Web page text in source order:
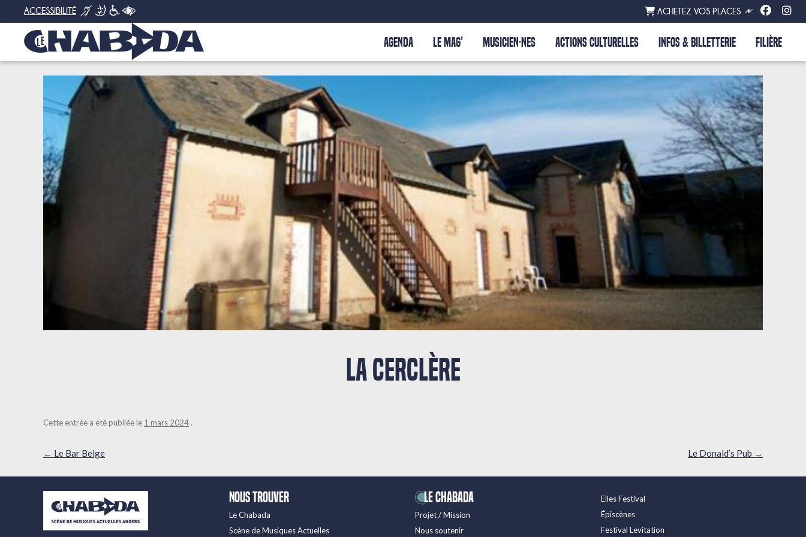
ACCESSIBILITÉ ACHETEZ VOS PLACES
AGENDA LE MAG’ MUSICIEN·NES ACTIONS CULTURELLES INFOS & BILLETTERIE FILIÈRE
LA CERCLÈRE
Cette entrée a été publiée le 1 mars 2024.
Navigation
articles
← Le Bar Belge Le Donald’s Pub →
Nous trouver
Le Chabada
Scène de Musiques Actuelles
LE CHABADA
Projet / Mission
Nous soutenir
Elles Festival
Épiscènes
Festival Levitation